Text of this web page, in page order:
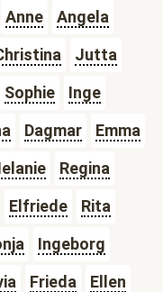
Anne
Angela
Jutta
Sophie
Inge
Dagmar
Emma
Regina
Elfriede
Rita
Ingeborg
Frieda
Ellen